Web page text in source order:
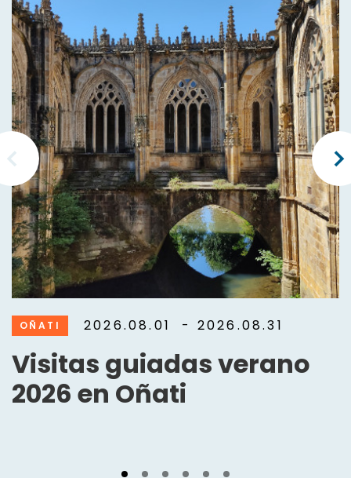
OÑATI 2026.08.01 - 2026.08.31
Visitas guiadas verano
2026 en Oñati